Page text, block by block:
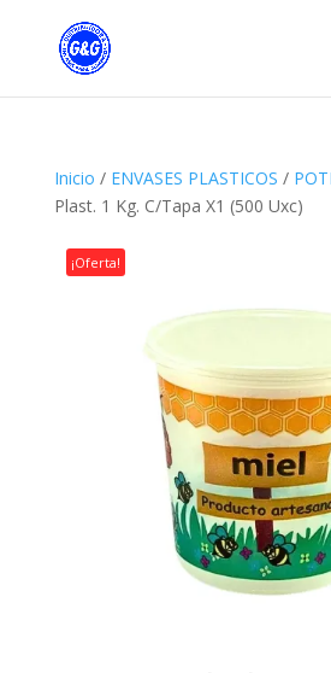
Inicio / ENVASES PLASTICOS /
Plast. 1 Kg. C/Tapa X1 (500 Uxc)
¡Oferta!